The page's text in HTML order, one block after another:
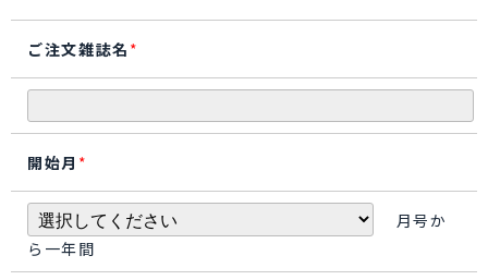
ご注文雑誌名 *
開始月 *
月号か
ら一年間